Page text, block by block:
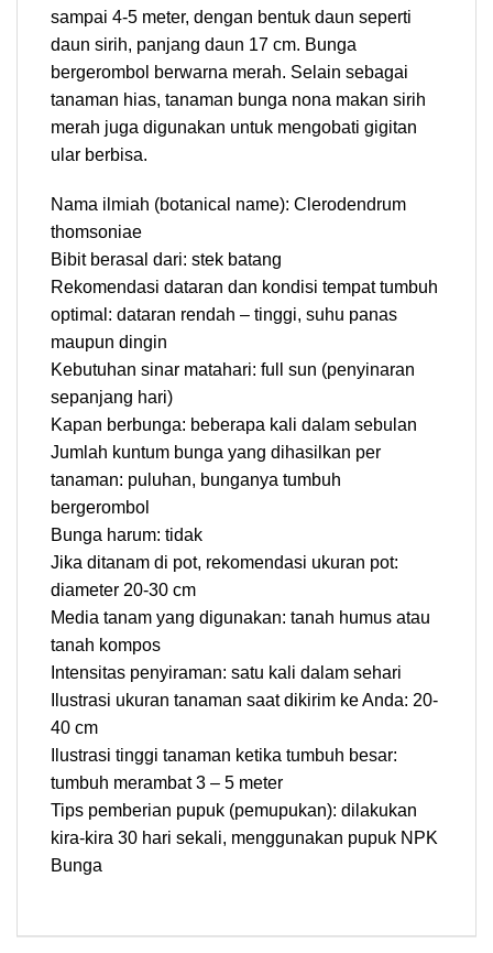
sampai 4-5 meter, dengan bentuk daun seperti
daun sirih, panjang daun 17 cm. Bunga
bergerombol berwarna merah. Selain sebagai
tanaman hias, tanaman bunga nona makan sirih
merah juga digunakan untuk mengobati gigitan
ular berbisa.
Nama ilmiah (botanical name): Clerodendrum
thomsoniae
Bibit berasal dari: stek batang
Rekomendasi dataran dan kondisi tempat tumbuh
optimal: dataran rendah – tinggi, suhu panas
maupun dingin
Kebutuhan sinar matahari: full sun (penyinaran
sepanjang hari)
Kapan berbunga: beberapa kali dalam sebulan
Jumlah kuntum bunga yang dihasilkan per
tanaman: puluhan, bunganya tumbuh
bergerombol
Bunga harum: tidak
Jika ditanam di pot, rekomendasi ukuran pot:
diameter 20-30 cm
Media tanam yang digunakan: tanah humus atau
tanah kompos
Intensitas penyiraman: satu kali dalam sehari
Ilustrasi ukuran tanaman saat dikirim ke Anda: 20-
40 cm
Ilustrasi tinggi tanaman ketika tumbuh besar:
tumbuh merambat 3 – 5 meter
Tips pemberian pupuk (pemupukan): dilakukan
kira-kira 30 hari sekali, menggunakan pupuk NPK
Bunga